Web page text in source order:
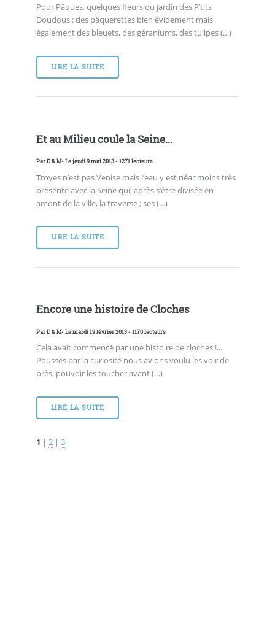
Pour Pâques, quelques fleurs du jardin des P’tits
Doudous : des pâquerettes bien évidement mais
également des bleuets, des géraniums, des tulipes (…)
LIRE LA SUITE
Et au Milieu coule la Seine...
ParD & M- Le jeudi 9 mai 2013 - 1271 lecteurs
Troyes n’est pas Venise mais l’eau y est néanmoins très
présente avec la Seine qui, après s’être divisée en
amont de la ville, la traverse ; ses (…)
LIRE LA SUITE
Encore une histoire de Cloches
ParD & M- Le mardi 19 février 2013 - 1170 lecteurs
Cela avait commencé par une histoire de cloches !...
Poussés par la curiosité nous avions voulu les voir de
près, pouvoir les toucher avant (…)
LIRE LA SUITE
1 | 2| 3